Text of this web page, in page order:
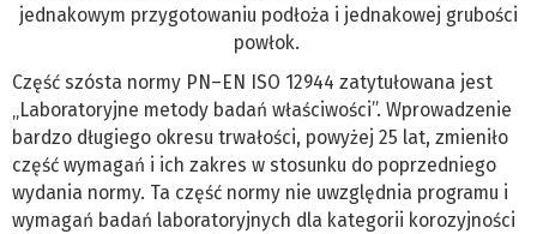
jednakowym przygotowaniu podłoża i jednakowej grubości
powłok.
Część szósta normy PN–EN ISO 12944 zatytułowana jest
„Laboratoryjne metody badań właściwości”. Wprowadzenie
bardzo długiego okresu trwałości, powyżej 25 lat, zmieniło
część wymagań i ich zakres w stosunku do poprzedniego
wydania normy. Ta część normy nie uwzględnia programu i
wymagań badań laboratoryjnych dla kategorii korozyjności